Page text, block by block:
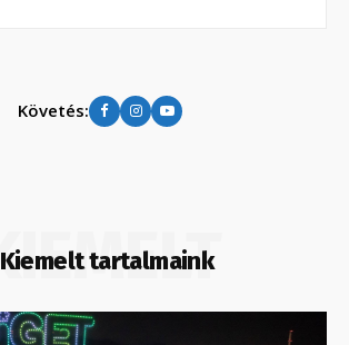
Követés:
Kiemelt tartalmaink
KIEMELT